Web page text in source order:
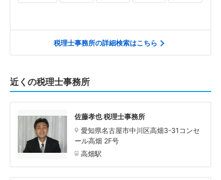
税理士事務所の詳細検索はこちら
近くの税理士事務所
佐藤孝也 税理士事務所
愛知県名古屋市中川区高畑3-31コンセ
ール高畑 2F号
高畑駅